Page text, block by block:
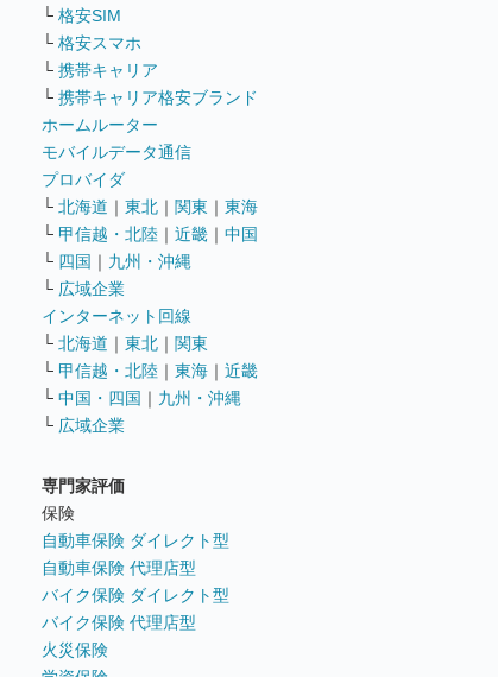
└ 格安SIM
└ 格安スマホ
└ 携帯キャリア
└ 携帯キャリア格安ブランド
ホームルーター
モバイルデータ通信
プロバイダ
└ 北海道 ｜ 東北 ｜ 関東 ｜ 東海
└ 甲信越・北陸 ｜ 近畿 ｜ 中国
└ 四国 ｜ 九州・沖縄
└ 広域企業
インターネット回線
└ 北海道 ｜ 東北 ｜ 関東
└ 甲信越・北陸 ｜ 東海 ｜ 近畿
└ 中国・四国 ｜ 九州・沖縄
└ 広域企業
専門家評価
保険
自動車保険 ダイレクト型
自動車保険 代理店型
バイク保険 ダイレクト型
バイク保険 代理店型
火災保険